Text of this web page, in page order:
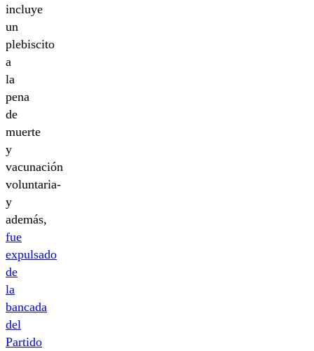
incluye
un
plebiscito
a
la
pena
de
muerte
y
vacunación
voluntaria-
y
además,
fue
expulsado
de
la
bancada
del
Partido